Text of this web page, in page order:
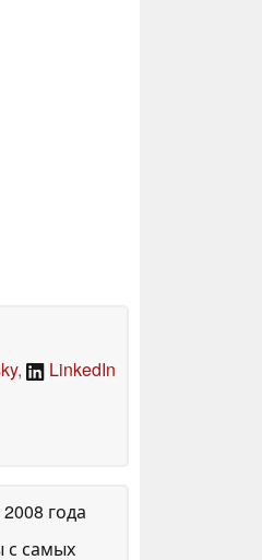
, LinkedIn
2008 года
с самых